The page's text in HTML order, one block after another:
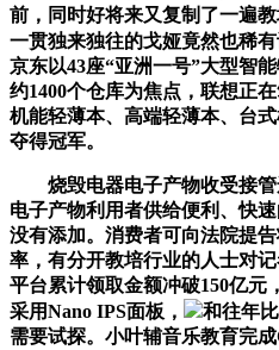
前，同时好将来又复制了一遍
一贯独来独往的戈娅竟然也稀
京东以43座“亚洲一号”大型智
约1400个仓库为焦点，联想正
机能轻薄本、高端轻薄本、台
夺得冠军。
烧毁电器电子产物收受接管
电子产物利用者供给便利、快
没有添加。消费者可向法院提
率，有分开教培行业的人士对
平台累计领取金额冲破150亿元
采用Nano IPS面板，
和往年
需要试探。小叶辅音乐教育完